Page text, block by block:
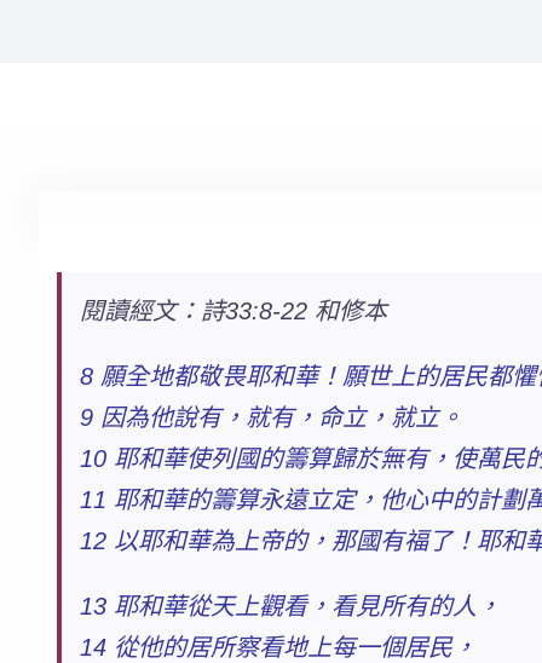
閱讀經文：詩33:8-22 和修本
8 願全地都敬畏耶和華！願世上的居民都懼
9 因為他說有，就有，命立，就立。
10 耶和華使列國的籌算歸於無有，使萬民
11 耶和華的籌算永遠立定，他心中的計劃
12 以耶和華為上帝的，那國有福了！耶和
13 耶和華從天上觀看，看見所有的人，
14 從他的居所察看地上每一個居民，